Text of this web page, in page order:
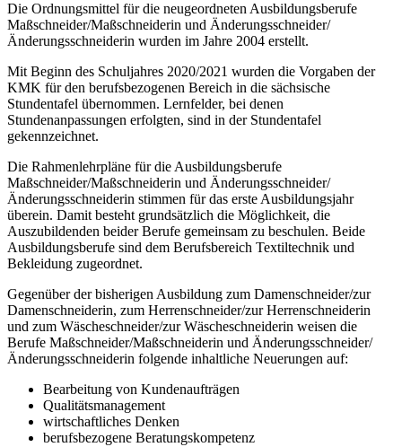
Die Ordnungsmittel für die neugeordneten Ausbildungsberufe
Maßschneider/Maßschneiderin und Änderungsschneider/
Änderungsschneiderin wurden im Jahre 2004 erstellt.
Mit Beginn des Schuljahres 2020/2021 wurden die Vorgaben der
KMK für den berufsbezogenen Bereich in die sächsische
Stundentafel übernommen. Lernfelder, bei denen
Stundenanpassungen erfolgten, sind in der Stundentafel
gekennzeichnet.
Die Rahmenlehrpläne für die Ausbildungsberufe
Maßschneider/Maßschneiderin und Änderungsschneider/
Änderungsschneiderin stimmen für das erste Ausbildungsjahr
überein. Damit besteht grundsätzlich die Möglichkeit, die
Auszubildenden beider Berufe gemeinsam zu beschulen. Beide
Ausbildungsberufe sind dem Berufsbereich Textiltechnik und
Bekleidung zugeordnet.
Gegenüber der bisherigen Ausbildung zum Damenschneider/zur
Damenschneiderin, zum Herrenschneider/zur Herrenschneiderin
und zum Wäscheschneider/zur Wäscheschneiderin weisen die
Berufe Maßschneider/Maßschneiderin und Änderungsschneider/
Änderungsschneiderin folgende inhaltliche Neuerungen auf:
Bearbeitung von Kundenaufträgen
Qualitätsmanagement
wirtschaftliches Denken
berufsbezogene Beratungskompetenz